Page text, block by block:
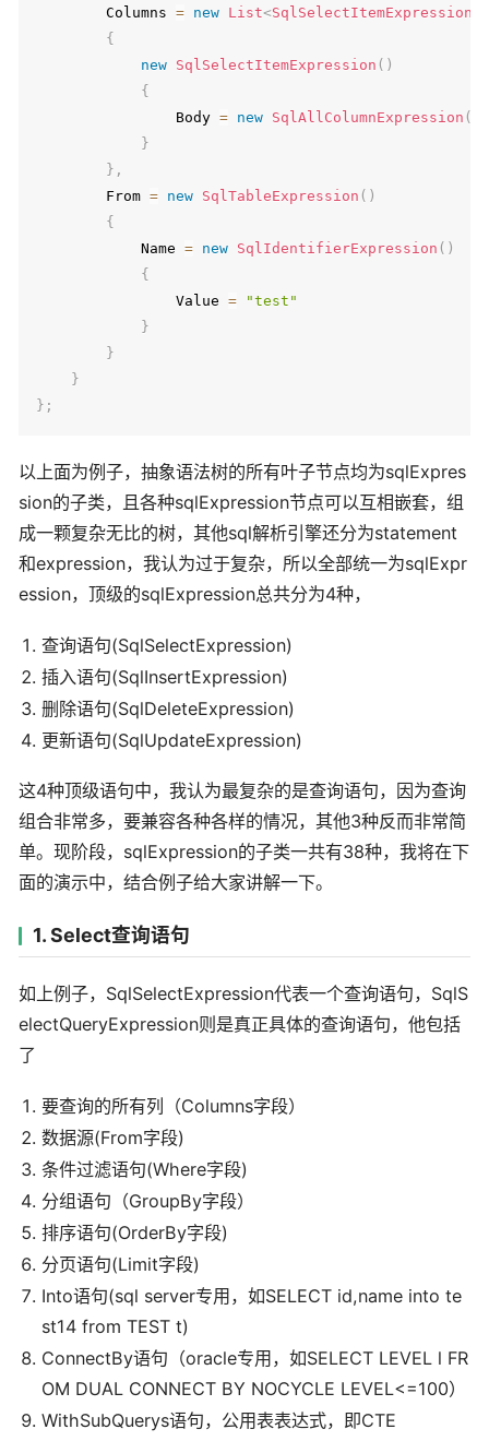
        Columns
= new List<SqlSelectItemExpression
{
new SqlSelectItemExpression ( )
{
                Body
= new SqlAllColumnExpression (
}
} ,
        From
= new SqlTableExpression ( )
{
            Name
= new SqlIdentifierExpression ( )
{
                Value
=
"test"
}
}
}
} ;
以上面为例子，抽象语法树的所有叶子节点均为sqlExpres
sion的子类，且各种sqlExpression节点可以互相嵌套，组
成一颗复杂无比的树，其他sql解析引擎还分为statement
和expression，我认为过于复杂，所以全部统一为sqlExpr
ession，顶级的sqlExpression总共分为4种，
查询语句(SqlSelectExpression)
插入语句(SqlInsertExpression)
删除语句(SqlDeleteExpression)
更新语句(SqlUpdateExpression)
这4种顶级语句中，我认为最复杂的是查询语句，因为查询
组合非常多，要兼容各种各样的情况，其他3种反而非常简
单。现阶段，sqlExpression的子类一共有38种，我将在下
面的演示中，结合例子给大家讲解一下。
1. Select查询语句
如上例子，SqlSelectExpression代表一个查询语句，SqlS
electQueryExpression则是真正具体的查询语句，他包括
了
要查询的所有列（Columns字段）
数据源(From字段)
条件过滤语句(Where字段)
分组语句（GroupBy字段）
排序语句(OrderBy字段)
分页语句(Limit字段)
Into语句(sql server专用，如SELECT id,name into te
st14 from TEST t)
ConnectBy语句（oracle专用，如SELECT LEVEL l FR
OM DUAL CONNECT BY NOCYCLE LEVEL<=100）
WithSubQuerys语句，公用表表达式，即CTE